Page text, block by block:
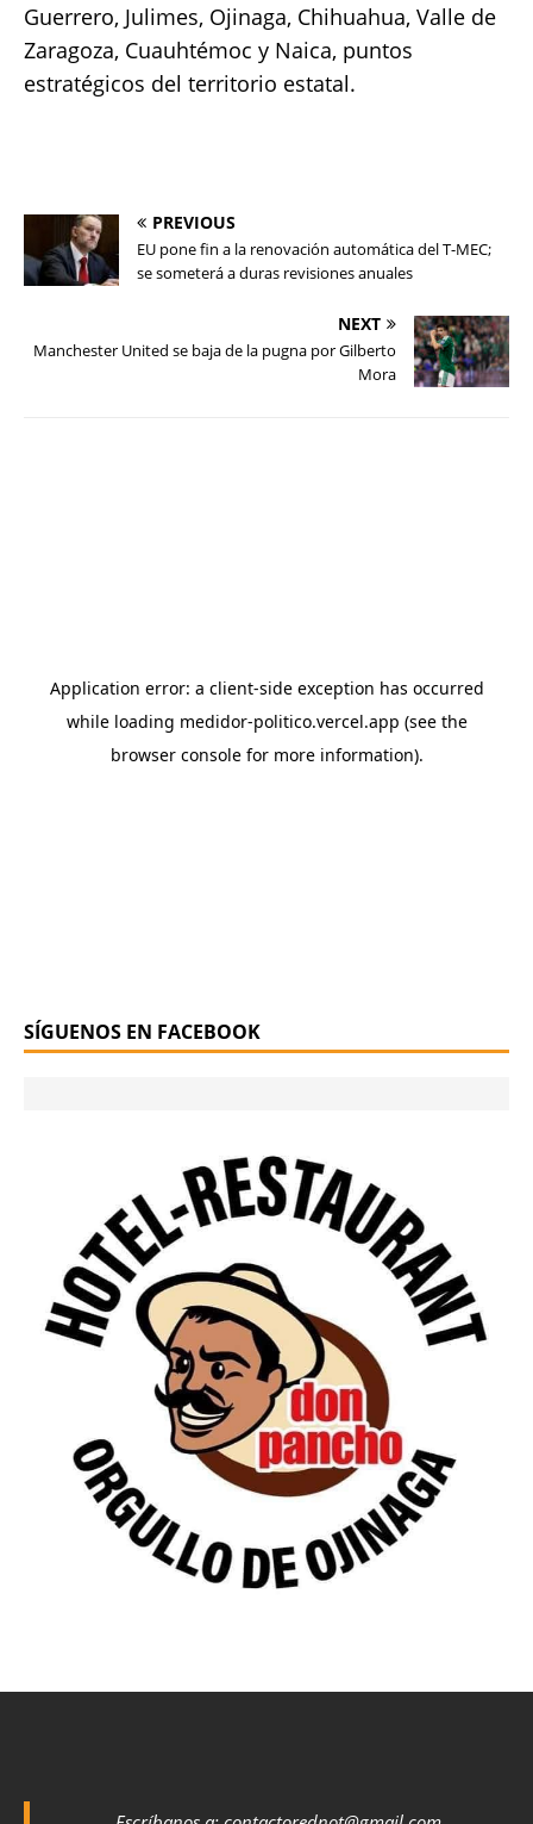
Guerrero, Julimes, Ojinaga, Chihuahua, Valle de
Zaragoza, Cuauhtémoc y Naica, puntos
estratégicos del territorio estatal.
PREVIOUS
EU pone fin a la renovación automática del T-MEC;
se someterá a duras revisiones anuales
NEXT
Manchester United se baja de la pugna por Gilberto
Mora
SÍGUENOS EN FACEBOOK